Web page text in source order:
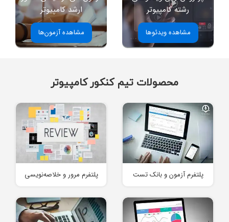
رشته کامپیوتر
مشاهده ویدئوها
ارشد کامپیوتر
مشاهده آزمون‌ها
محصولات تیم کنکور کامپیوتر
پلتفرم آزمون و بانک تست پلتفرم مرور و خلاصه‌نویسی